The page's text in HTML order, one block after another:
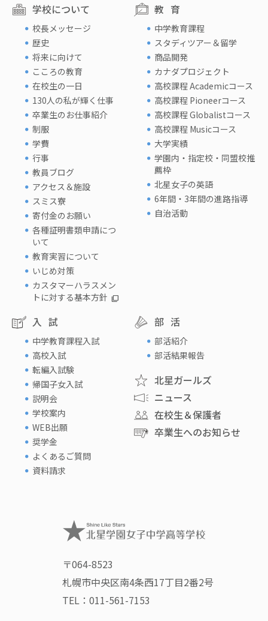
学校について
校長メッセージ
歴史
将来に向けて
こころの教育
在校生の一日
130人の私が輝く仕事
卒業生のお仕事紹介
制服
学費
行事
教員ブログ
アクセス＆施設
スミス寮
寄付金のお願い
各種証明書類申請につ
いて
教育実習について
いじめ対策
カスタマーハラスメン
トに対する基本方針
教育
中学教育課程
スタディツアー＆留学
商品開発
カナダプロジェクト
高校課程 Academicコース
高校課程 Pioneerコース
高校課程 Globalistコース
高校課程 Musicコース
大学実績
学園内・指定校・同盟校推
薦枠
北星女子の英語
6年間・3年間の進路指導
自治活動
入試
中学教育課程入試
高校入試
転編入試験
帰国子女入試
説明会
学校案内
WEB出願
奨学金
よくあるご質問
資料請求
部活
部活紹介
部活結果報告
北星ガールズ
ニュース
在校生＆保護者
卒業生へのお知らせ
〒064-8523
札幌市中央区南4条西17丁目2番2号
TEL： 011-561-7153